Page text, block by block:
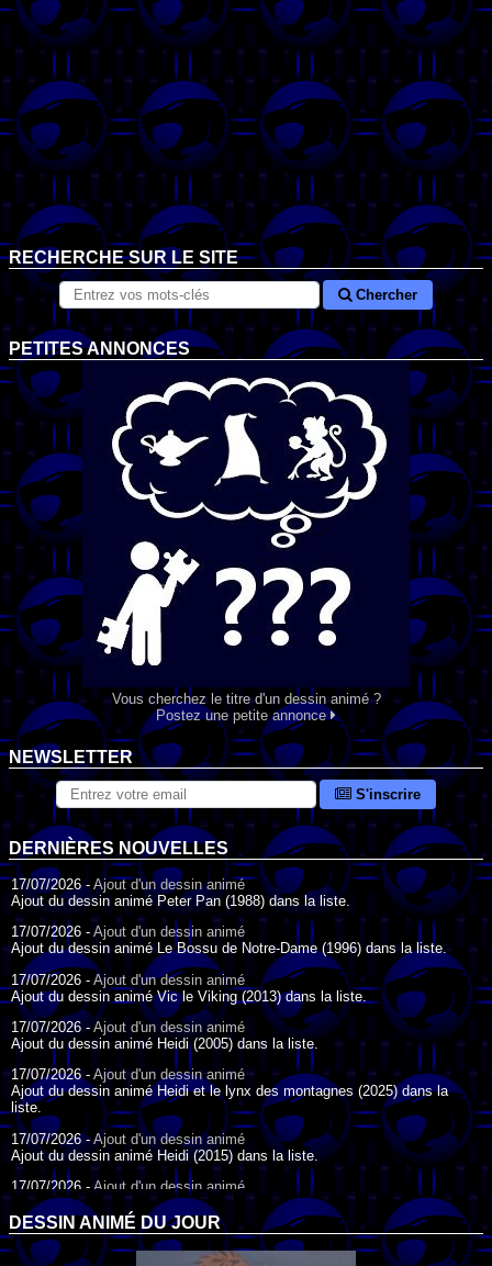
RECHERCHE SUR LE SITE
Chercher
PETITES ANNONCES
Vous cherchez le titre d'un dessin animé ?
Postez une petite annonce
NEWSLETTER
S'inscrire
DERNIÈRES NOUVELLES
17/07/2026 - Ajout d'un dessin animé
Ajout du dessin animé Peter Pan (1988) dans la liste.
17/07/2026 - Ajout d'un dessin animé
Ajout du dessin animé Le Bossu de Notre-Dame (1996) dans la liste.
17/07/2026 - Ajout d'un dessin animé
Ajout du dessin animé Vic le Viking (2013) dans la liste.
17/07/2026 -Ajout d'un dessin animé
Ajout du dessin animé Heidi (2005) dans la liste.
17/07/2026 -Ajout d'un dessin animé
Ajout du dessin animé Heidi et le lynx des montagnes (2025) dans la
liste.
17/07/2026 -Ajout d'un dessin animé
Ajout du dessin animé Heidi (2015) dans la liste.
17/07/2026 - Ajout d'un dessin animé
Ajout du dessin animé Heidi (1995) dans la liste.
09/07/2026 -Ajout d'un dessin animé
Ajout du dessin animé Genki l'Aventurier de la Chance (2006) dans la
DESSIN ANIMÉ DU JOUR